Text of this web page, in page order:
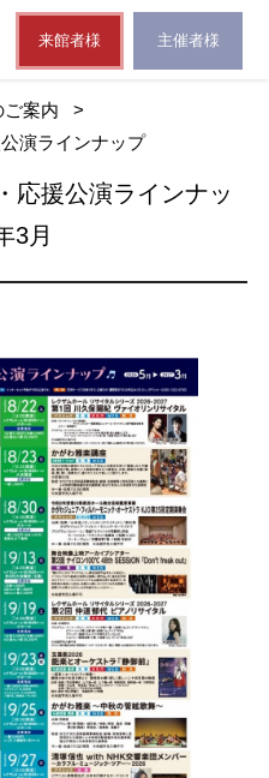
来館者様 主催者様
案内
>
演ラインナップ
援公演ラインナッ
3月